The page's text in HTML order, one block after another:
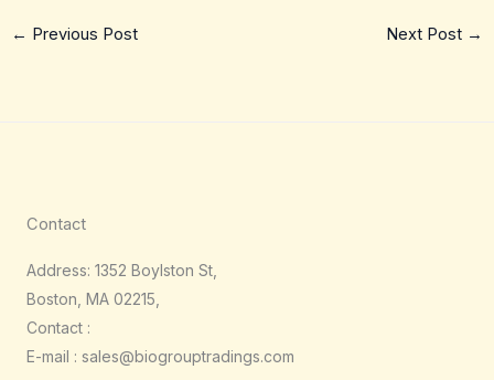
← Previous Post Next Post →
Contact
Address: 1352 Boylston St,
Boston, MA 02215,
Contact :
E-mail : sales@biogrouptradings.com